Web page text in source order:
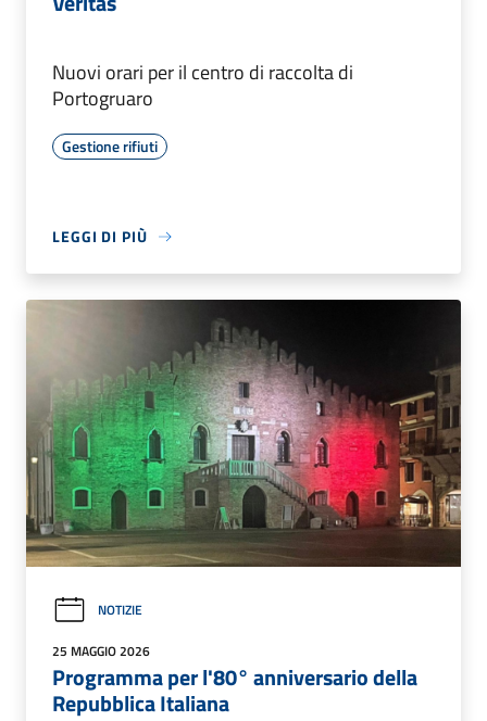
Nuovi orari per il centro di raccolta di
Portogruaro
Gestione rifiuti
LEGGI DI PIÙ
NOTIZIE
25 MAGGIO 2026
Programma per l'80° anniversario della
Repubblica Italiana